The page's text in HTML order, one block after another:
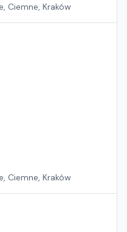
Ciemne, Kraków
Ciemne, Kraków